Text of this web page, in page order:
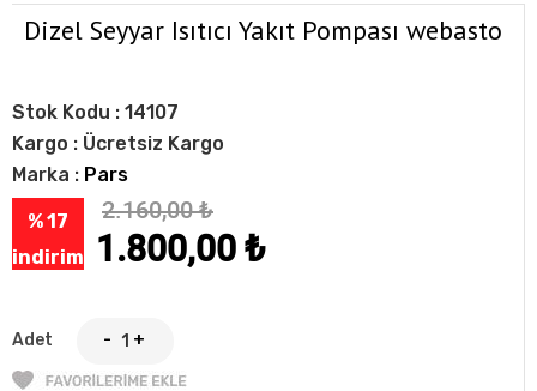
Dizel Seyyar Isıtıcı Yakıt Pompası webasto
Stok Kodu : 14107
Kargo : Ücretsiz Kargo
Marka : Pars
% 17
indirim
2.160,00₺
1.800,00 ₺
Adet +
-